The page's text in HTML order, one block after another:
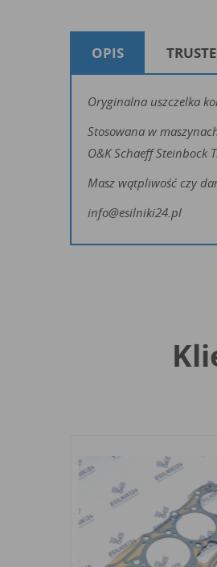
OPIS
Oryginalna uszczelka
Stosowana w
O&K Schaeff Steinbock
Masz wątpliwość czy
info@esilniki24.pl